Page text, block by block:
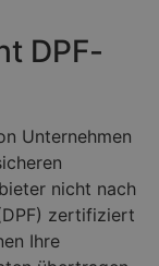
DPF-
Unternehmen
nicht nach
zertifiziert
Ihre